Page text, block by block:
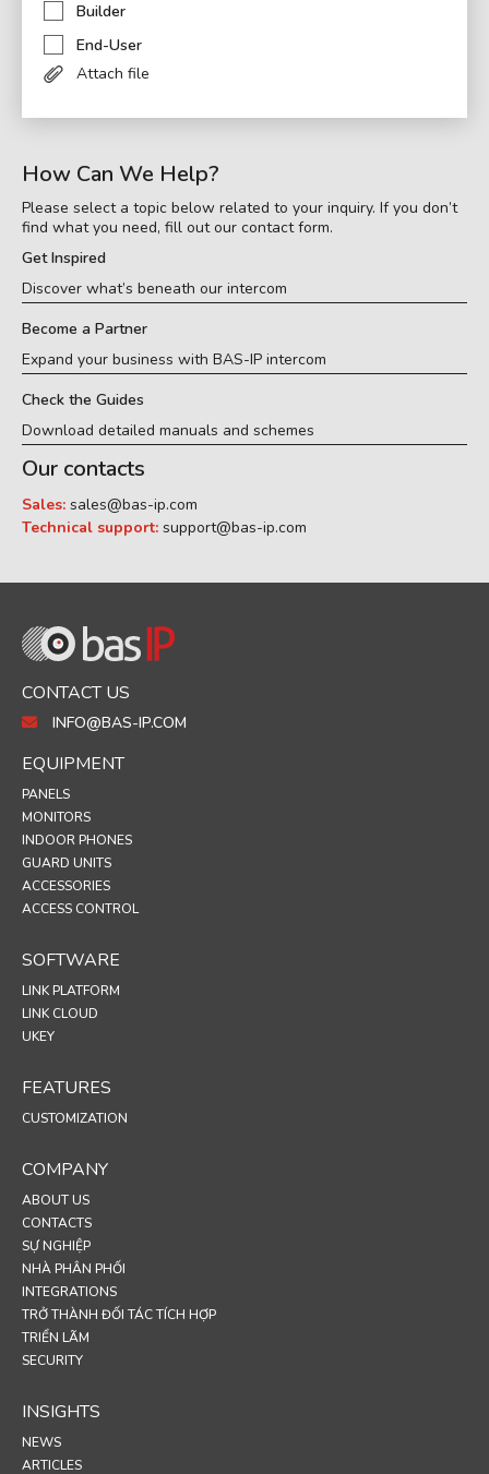
Builder
End-User
Attach file
How Can We Help?
Please select a topic below related to your inquiry. If you don’t
find what you need, fill out our contact form.
Get Inspired
Discover what’s beneath our intercom
Become a Partner
Expand your business with BAS-IP intercom
Check the Guides
Download detailed manuals and schemes
Our contacts
Sales: sales@bas-ip.com
Technical support: support@bas-ip.com
CONTACT US
INFO@BAS-IP.COM
EQUIPMENT
PANELS
MONITORS
INDOOR PHONES
GUARD UNITS
ACCESSORIES
ACCESS CONTROL
SOFTWARE
LINK PLATFORM
LINK CLOUD
UKEY
FEATURES
CUSTOMIZATION
COMPANY
ABOUT US
CONTACTS
SỰ NGHIỆP
NHÀ PHÂN PHỐI
INTEGRATIONS
TRỞ THÀNH ĐỐI TÁC TÍCH HỢP
TRIỂN LÃM
SECURITY
INSIGHTS
NEWS
ARTICLES